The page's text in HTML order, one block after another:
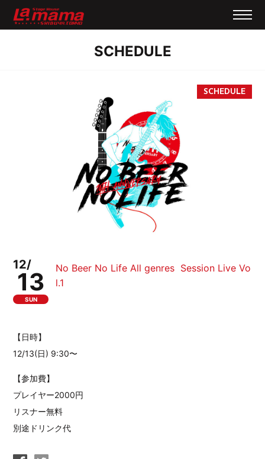
SCHEDULE
12/
13
SUN
No Beer No Life All genres Session Live Vo
l.1
【日時】
12/13(日) 9:30〜
【参加費】
プレイヤー2000円
リスナー無料
別途ドリンク代